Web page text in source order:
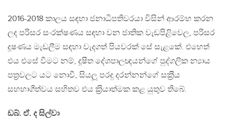
2016-2018 කාලය සඳහා ජනාධිපතිවරයා විසින් ආරම්භ කරන
ලද පරිසර සංරක්ෂණය සඳහා වන ජාතික වැඩපිළිවෙල, පරිසර
දූෂණය මැඩලීම සඳහා වැදගත් පියවරක් සේ සැළකේ. එහෙත්
එය එසේ වීමට නම්, දූෂිත දේශපාලඥයන්ගේ පුද්ගලික න්‍යාය
පත‍්‍රවලට යට නොවී, සියලූ පරදු දරන්නන්ගේ සක‍්‍රීය
සහභාගීත්වය සහිතව එය ක‍්‍රියාත්මක කළ යුතුව තිබේ.
ඩබ්. ඒ. ද සිල්වා